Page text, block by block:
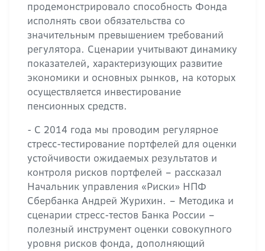
продемонстрировало способность Фонда
исполнять свои обязательства со
значительным превышением требований
регулятора. Сценарии учитывают динамику
показателей, характеризующих развитие
экономики и основных рынков, на которых
осуществляется инвестирование
пенсионных средств.
- С 2014 года мы проводим регулярное
стресс-тестирование портфелей для оценки
устойчивости ожидаемых результатов и
контроля рисков портфелей – рассказал
Начальник управления «Риски» НПФ
Сбербанка Андрей Журихин. – Методика и
сценарии стресс-тестов Банка России –
полезный инструмент оценки совокупного
уровня рисков фонда, дополняющий